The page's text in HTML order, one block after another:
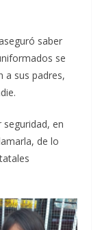
saber
se
a sus padres,
seguridad, en
de lo